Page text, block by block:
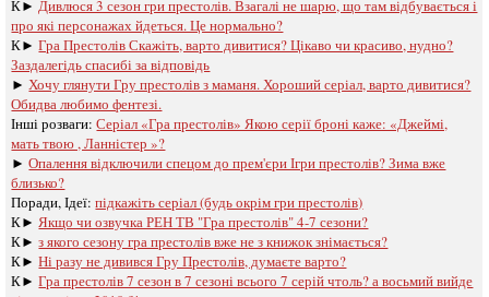
К► Дивлюся 3 сезон гри престолів. Взагалі не шарю, що там відбувається і
про які персонажах йдеться. Це нормально?
К►Гра Престолів Скажіть, варто дивитися? Цікаво чи красиво, нудно?
Заздалегідь спасибі за відповідь
► Хочу глянути Гру престолів з маманя. Хороший серіал, варто дивитися?
Обидва любимо фентезі.
Інші розваги: ​​Серіал «Гра престолів» Якою серії броні каже: «Джеймі,
мать твою , Ланністер »?
►Опалення відключили спецом до прем'єри Ігри престолів? Зима вже
близько?
Поради, Ідеї:підкажіть серіал (будь окрім гри престолів)
К► Якщо чи озвучка РЕН ТВ "Гра престолів" 4-7 сезони?
К►з якого сезону гра престолів вже не з книжок знімається?
К►Ні разу не дивився Гру Престолів, думаєте варто?
К►Гра престолів 7 сезон в 7 сезоні всього 7 серій чтоль? а восьмий вийде